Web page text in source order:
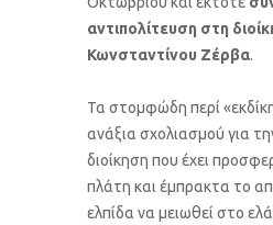
αντιπολίτευση στη
Κωνσταντίνου Ζέρβα.
Τα στομφώδη περί
ανάξια σχολιασμού για
διοίκηση που έχει
πλάτη και έμπρακτα το
ελπίδα να μειωθεί στο